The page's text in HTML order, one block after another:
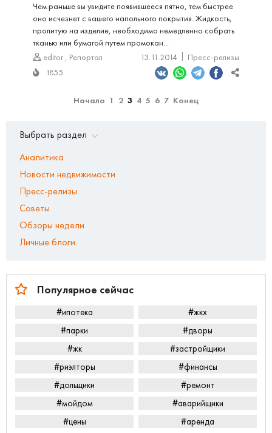
Чем раньше вы увидите появившееся пятно, тем быстрее
оно исчезнет с вашего напольного покрытия. Жидкость,
пролитую на изделие, необходимо немедленно собрать
тканью или бумагой путем промокан...
editor , Репортал 13.11.2014
Пресс-релизы
1855
Начало 1 2 3 4 5 6 7 Конец
Выбрать раздел
Аналитика
Новости недвижимости
Пресс-релизы
Советы
Обзоры недели
Личные блоги
Популярное сейчас
#ипотека
#жкх
#парки
#дворы
#жк
#застройщики
#риэлторы
#финансы
#дольщики
#ремонт
#мойдом
#аварийщики
#цены
#аренда